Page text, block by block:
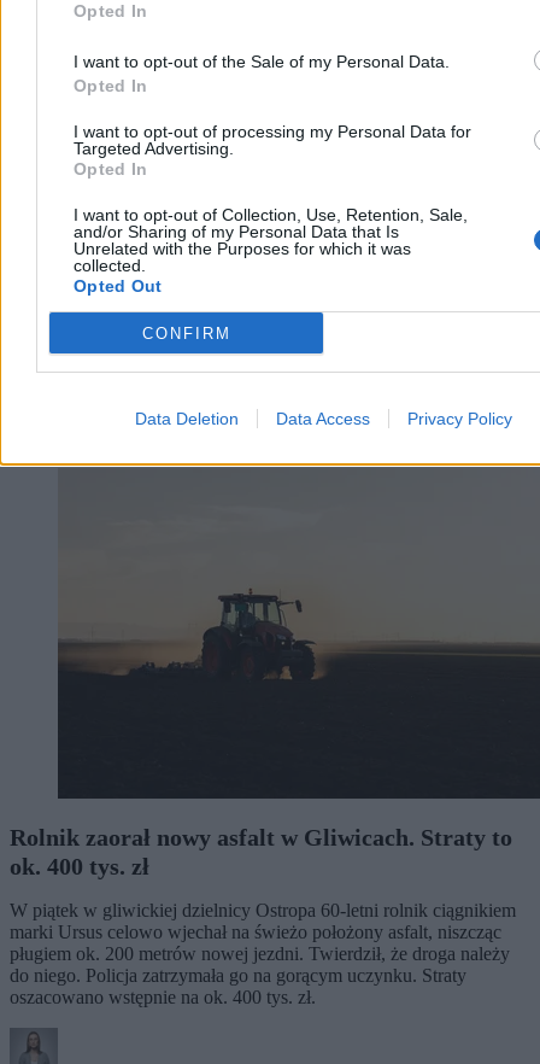
Opted In
I want to opt-out of the Sale of my Personal Data.
Opted In
I want to opt-out of processing my Personal Data for
Targeted Advertising.
Opted In
I want to opt-out of Collection, Use, Retention, Sale,
and/or Sharing of my Personal Data that Is
Unrelated with the Purposes for which it was
collected.
Opted Out
CONFIRM
Data Deletion Data Access Privacy Policy
Aleksandra Cieślik
Wczoraj 19:20
Reklama
Rolnik zaorał nowy asfalt w Gliwicach. Straty to
ok. 400 tys. zł
W piątek w gliwickiej dzielnicy Ostropa 60-letni rolnik ciągnikiem
marki Ursus celowo wjechał na świeżo położony asfalt, niszcząc
pługiem ok. 200 metrów nowej jezdni. Twierdził, że droga należy
do niego. Policja zatrzymała go na gorącym uczynku. Straty
oszacowano wstępnie na ok. 400 tys. zł.